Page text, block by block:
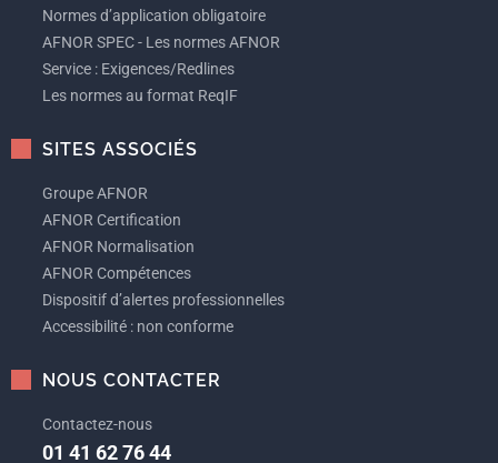
Normes d’application obligatoire
AFNOR SPEC - Les normes AFNOR
Service : Exigences/Redlines
Les normes au format ReqIF
SITES ASSOCIÉS
Groupe AFNOR
AFNOR Certification
AFNOR Normalisation
AFNOR Compétences
Dispositif d’alertes professionnelles
Accessibilité : non conforme
NOUS CONTACTER
Contactez-nous
01 41 62 76 44